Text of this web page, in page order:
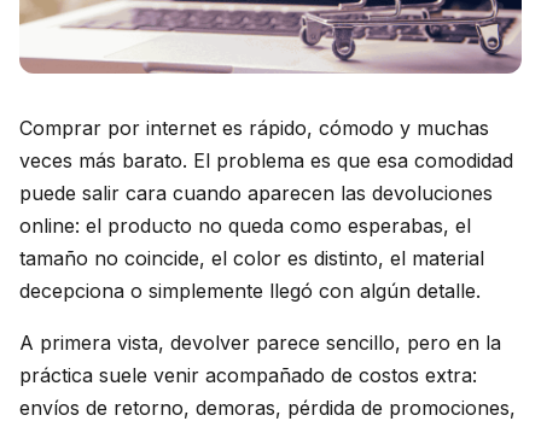
Comprar por internet es rápido, cómodo y muchas
veces más barato. El problema es que esa comodidad
puede salir cara cuando aparecen las devoluciones
online: el producto no queda como esperabas, el
tamaño no coincide, el color es distinto, el material
decepciona o simplemente llegó con algún detalle.
A primera vista, devolver parece sencillo, pero en la
práctica suele venir acompañado de costos extra:
envíos de retorno, demoras, pérdida de promociones,